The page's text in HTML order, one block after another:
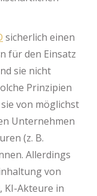
sicherlich einen
für den Einsatz
sie nicht
Prinzipien
von möglichst
Unternehmen
(z. B.
Allerdings
von
KI-Akteure in